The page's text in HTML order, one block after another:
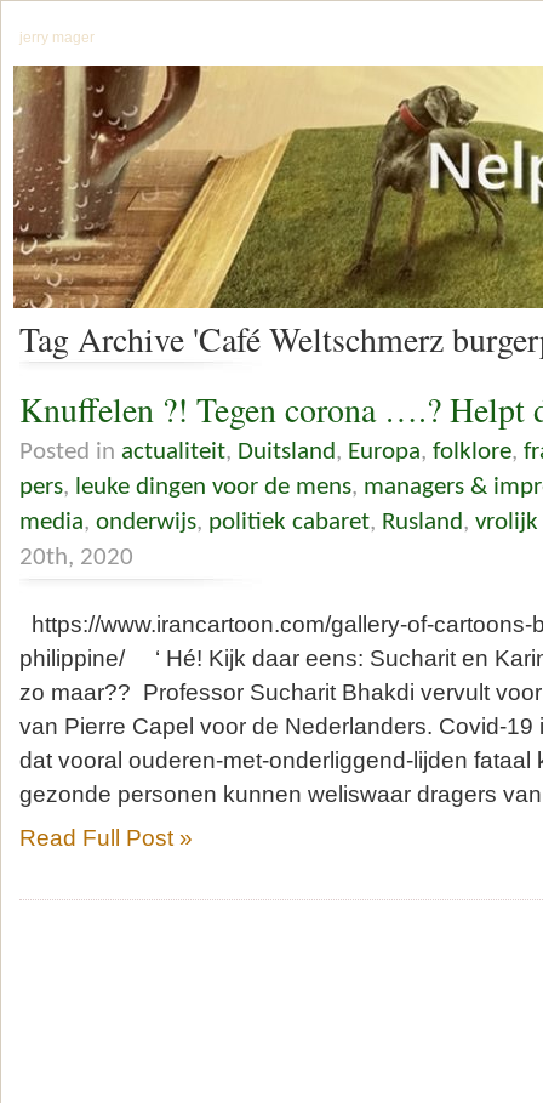
jerry mager
Tag Archive 'Café Weltschmerz
Knuffelen ?! Tegen corona ….? Helpt
Posted in actualiteit, Duitsland, Europa, folklore,
pers, leuke dingen voor de mens, managers &
media, onderwijs, politiek cabaret, Rusland, vrolijk
20th, 2020
https://www.irancartoon.com/gallery-of-
philippine/ ‘ Hé! Kijk daar eens: Sucharit en
zo maar?? Professor Sucharit Bhakdi vervult
van Pierre Capel voor de Nederlanders. Covid-19
dat vooral ouderen-met-onderliggend-lijden fataal
gezonde personen kunnen weliswaar dragers
Read Full Post »